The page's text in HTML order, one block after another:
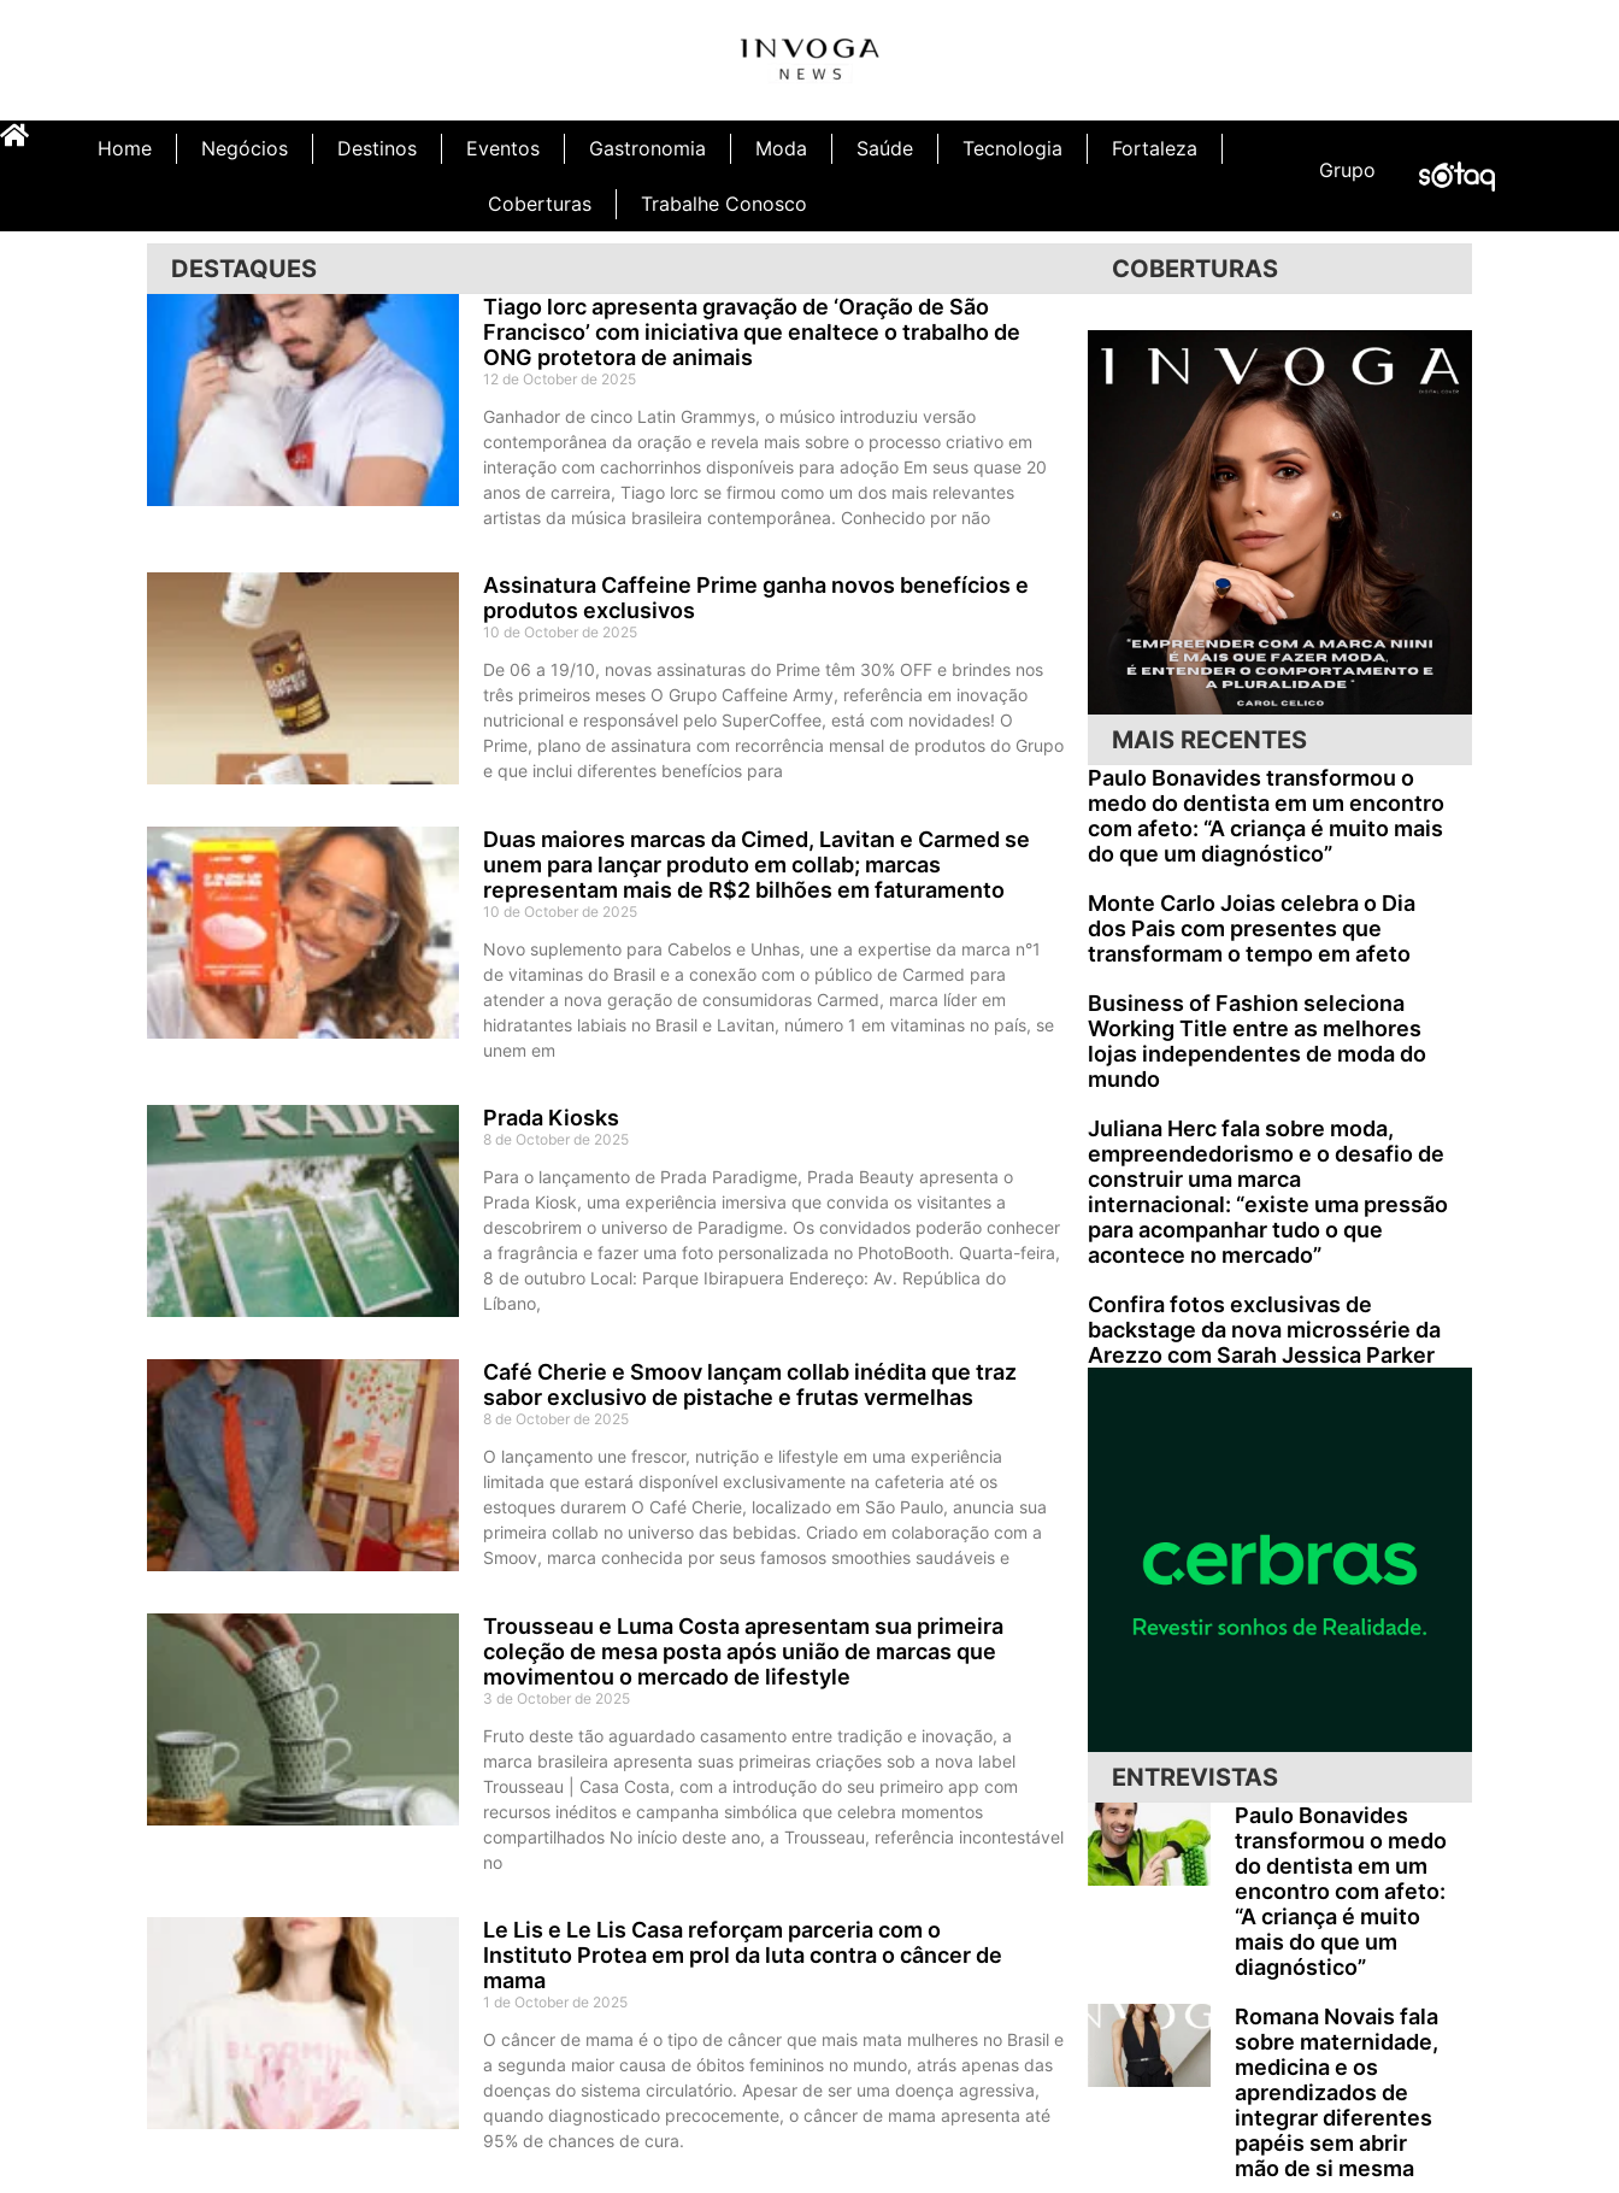
Home Negócios Destinos Eventos Gastronomia Moda Saúde Tecnologia Fortaleza
Coberturas Trabalhe Conosco
Grupo
DESTAQUES
Tiago lorc apresenta gravação de ‘Oração de São
Francisco’ com iniciativa que enaltece o trabalho de
ONG protetora de animais
12 de October de 2025
Ganhador de cinco Latin Grammys, o músico introduziu versão
contemporânea da oração e revela mais sobre o processo criativo em
interação com cachorrinhos disponíveis para adoção Em seus quase 20
anos de carreira, Tiago lorc se firmou como um dos mais relevantes
artistas da música brasileira contemporânea. Conhecido por não
Assinatura Caffeine Prime ganha novos benefícios e
produtos exclusivos
10 de October de 2025
De 06 a 19/10, novas assinaturas do Prime têm 30% OFF e brindes nos
três primeiros meses O Grupo Caffeine Army, referência em inovação
nutricional e responsável pelo SuperCoffee, está com novidades! O
Prime, plano de assinatura com recorrência mensal de produtos do Grupo
e que inclui diferentes benefícios para
Duas maiores marcas da Cimed, Lavitan e Carmed se
unem para lançar produto em collab; marcas
representam mais de R$2 bilhões em faturamento
10 de October de 2025
Novo suplemento para Cabelos e Unhas, une a expertise da marca n°1
de vitaminas do Brasil e a conexão com o público de Carmed para
atender a nova geração de consumidoras Carmed, marca líder em
hidratantes labiais no Brasil e Lavitan, número 1 em vitaminas no país, se
unem em
Prada Kiosks
8 de October de 2025
Para o lançamento de Prada Paradigme, Prada Beauty apresenta o
Prada Kiosk, uma experiência imersiva que convida os visitantes a
descobrirem o universo de Paradigme. Os convidados poderão conhecer
a fragrância e fazer uma foto personalizada no PhotoBooth. Quarta-feira,
8 de outubro Local: Parque Ibirapuera Endereço: Av. República do
Líbano,
Café Cherie e Smoov lançam collab inédita que traz
sabor exclusivo de pistache e frutas vermelhas
8 de October de 2025
O lançamento une frescor, nutrição e lifestyle em uma experiência
limitada que estará disponível exclusivamente na cafeteria até os
estoques durarem O Café Cherie, localizado em São Paulo, anuncia sua
primeira collab no universo das bebidas. Criado em colaboração com a
Smoov, marca conhecida por seus famosos smoothies saudáveis e
Trousseau e Luma Costa apresentam sua primeira
coleção de mesa posta após união de marcas que
movimentou o mercado de lifestyle
3 de October de 2025
Fruto deste tão aguardado casamento entre tradição e inovação, a
marca brasileira apresenta suas primeiras criações sob a nova label
Trousseau | Casa Costa, com a introdução do seu primeiro app com
recursos inéditos e campanha simbólica que celebra momentos
compartilhados No início deste ano, a Trousseau, referência incontestável
no
Le Lis e Le Lis Casa reforçam parceria com o
Instituto Protea em prol da luta contra o câncer de
mama
1 de October de 2025
O câncer de mama é o tipo de câncer que mais mata mulheres no Brasil e
a segunda maior causa de óbitos femininos no mundo, atrás apenas das
doenças do sistema circulatório. Apesar de ser uma doença agressiva,
quando diagnosticado precocemente, o câncer de mama apresenta até
95% de chances de cura.
COBERTURAS
MAIS RECENTES
Paulo Bonavides transformou o
medo do dentista em um encontro
com afeto: “A criança é muito mais
do que um diagnóstico”
Monte Carlo Joias celebra o Dia
dos Pais com presentes que
transformam o tempo em afeto
Business of Fashion seleciona
Working Title entre as melhores
lojas independentes de moda do
mundo
Juliana Herc fala sobre moda,
empreendedorismo e o desafio de
construir uma marca
internacional: “existe uma pressão
para acompanhar tudo o que
acontece no mercado”
Confira fotos exclusivas de
backstage da nova microssérie da
Arezzo com Sarah Jessica Parker
ENTREVISTAS
Paulo Bonavides
transformou o medo
do dentista em um
encontro com afeto:
“A criança é muito
mais do que um
diagnóstico”
Romana Novais fala
sobre maternidade,
medicina e os
aprendizados de
integrar diferentes
papéis sem abrir
mão de si mesma